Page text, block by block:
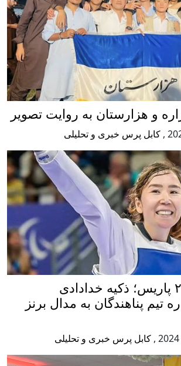
به روایت تصویر
و تحلیلی
ذکیه خدادادی
به مدال برنز
خبری و تحلیلی